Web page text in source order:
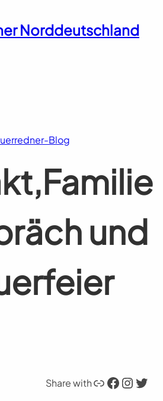
Norddeutschland
Blog
und
Share withLink Facebook Instagram Twitter